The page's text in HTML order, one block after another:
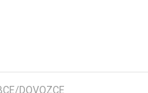
DOVOZCE